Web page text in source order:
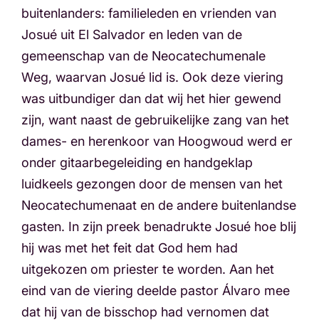
buitenlanders: familieleden en vrienden van
Josué uit El Salvador en leden van de
gemeenschap van de Neocatechumenale
Weg, waarvan Josué lid is. Ook deze viering
was uitbundiger dan dat wij het hier gewend
zijn, want naast de gebruikelijke zang van het
dames- en herenkoor van Hoogwoud werd er
onder gitaarbegeleiding en handgeklap
luidkeels gezongen door de mensen van het
Neocatechumenaat en de andere buitenlandse
gasten. In zijn preek benadrukte Josué hoe blij
hij was met het feit dat God hem had
uitgekozen om priester te worden. Aan het
eind van de viering deelde pastor Álvaro mee
dat hij van de bisschop had vernomen dat